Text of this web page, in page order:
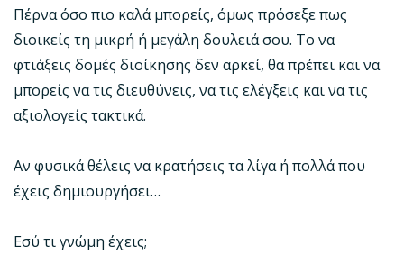
Πέρνα όσο πιο καλά μπορείς, όμως πρόσεξε πως
διοικείς τη μικρή ή μεγάλη δουλειά σου. Το να
φτιάξεις δομές διοίκησης δεν αρκεί, θα πρέπει και να
μπορείς να τις διευθύνεις, να τις ελέγξεις και να τις
αξιολογείς τακτικά.
Αν φυσικά θέλεις να κρατήσεις τα λίγα ή πολλά που
έχεις δημιουργήσει…
Εσύ τι γνώμη έχεις;